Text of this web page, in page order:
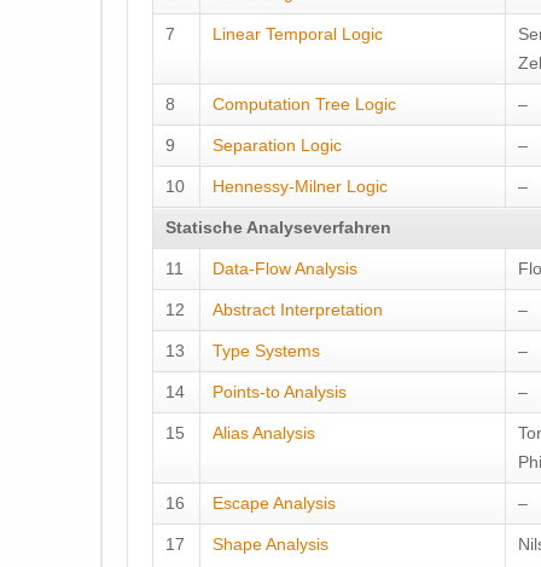
7 Linear Temporal Logic
8 Computation Tree Logic –
9 Separation Logic –
10 Hennessy-Milner Logic –
Statische Analyseverfahren
11 Data-Flow Analysis
12 Abstract Interpretation –
13 Type Systems –
14 Points-to Analysis –
15 Alias Analysis
16 Escape Analysis –
17 Shape Analysis